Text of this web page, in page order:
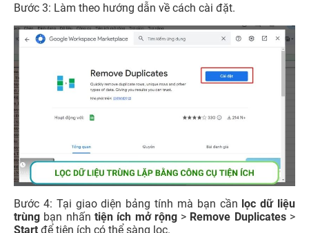
Bước 3: Làm theo hướng dẫn về cách cài đặt.
Bước 4: Tại giao diện bảng tính mà bạn cần lọc dữ liệu
trùng bạn nhấn tiện ích mở rộng> Remove Duplicates>
Start để tiện ích có thể sàng lọc.